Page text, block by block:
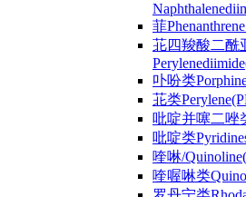
菲
苝四羧酸二酰
卟吩类
苝类
吡啶并噻二唑
吡啶类
喹啉/
喹喔啉类